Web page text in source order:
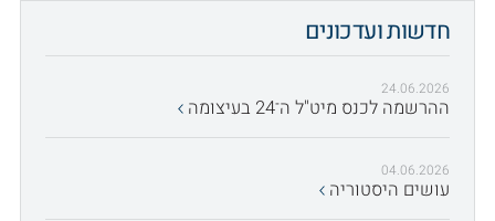
חדשות ועדכונים
24.06.2026
ההרשמה לכנס מיט"ל ה־24 בעיצומה
04.06.2026
עושים היסטוריה